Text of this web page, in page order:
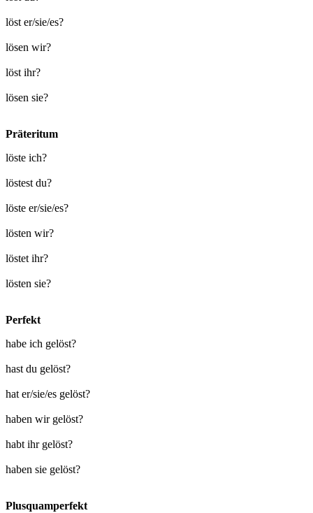
löst er/sie/es?
lösen wir?
löst ihr?
lösen sie?
Präteritum
löste ich?
löstest du?
löste er/sie/es?
lösten wir?
löstet ihr?
lösten sie?
Perfekt
habe ich gelöst?
hast du gelöst?
hat er/sie/es gelöst?
haben wir gelöst?
habt ihr gelöst?
haben sie gelöst?
Plusquamperfekt